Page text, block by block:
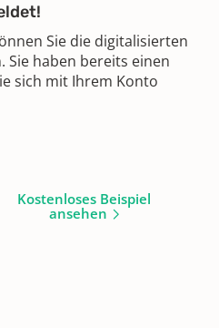
Sie die digitalisierten
Sie haben bereits einen
sich mit Ihrem Konto
Kostenloses Beispiel
ansehen